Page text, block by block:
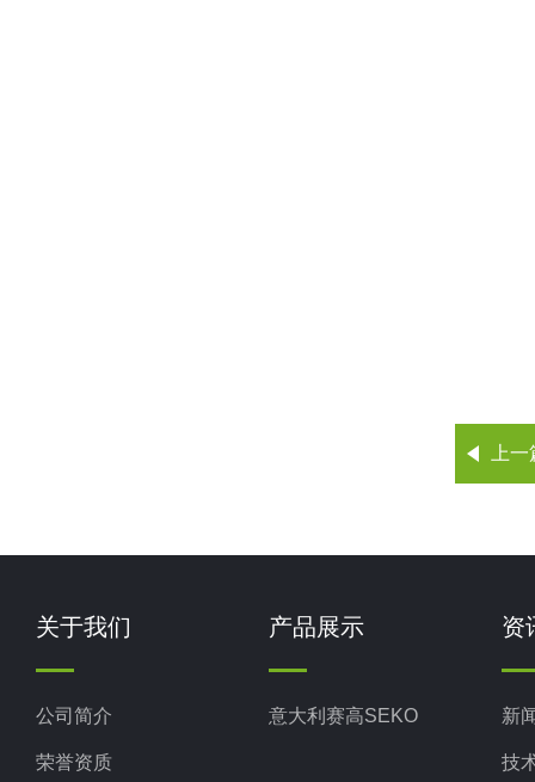
上
关于我们
公司简介
荣誉资质
产品展示
意大利赛高SEKO
资
新
技